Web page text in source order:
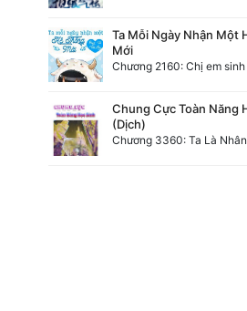
Ta Mỗi Ngày Nhận Một
Mới
Chương 2160: Chị em sinh
Chung Cực Toàn Năng
(Dịch)